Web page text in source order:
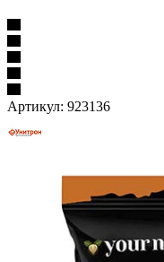
Артикул: 923136